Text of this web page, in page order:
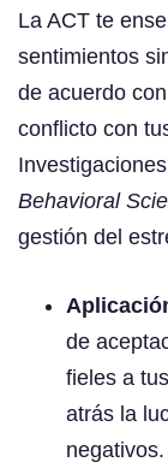
La ACT te
sentimientos
de acuerdo
conflicto con
Behavioral
gestión del
de
fieles a
atrás la
negativos.